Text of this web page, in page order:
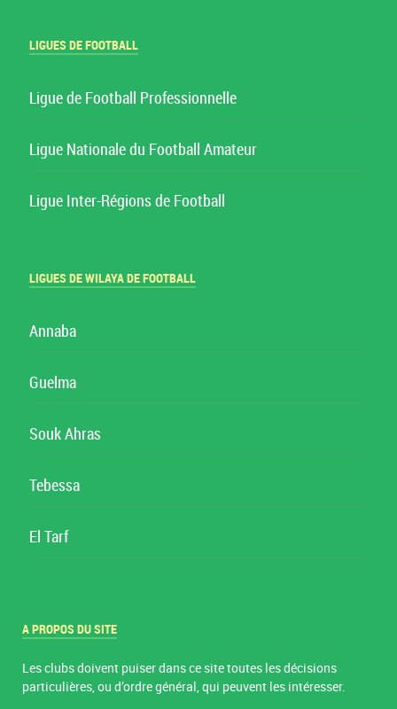
LIGUES DE FOOTBALL
Ligue de Football Professionnelle
Ligue Nationale du Football Amateur
Ligue Inter-Régions de Football
LIGUES DE WILAYA DE FOOTBALL
Annaba
Guelma
Souk Ahras
Tebessa
El Tarf
A PROPOS DU SITE
Les clubs doivent puiser dans ce site toutes les décisions
particulières, ou d’ordre général, qui peuvent les intéresser.